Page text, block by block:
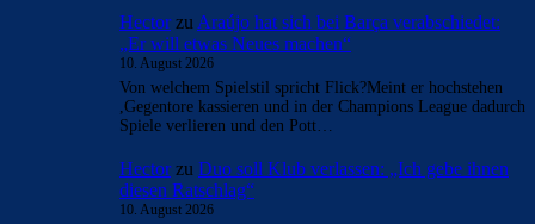
Hectorzu Araújo hat sich bei Barça verabschiedet:
„Er will etwas Neues machen“
10. August 2026
Von welchem Spielstil spricht Flick?Meint er hochstehen
,Gegentore kassieren und in der Champions League dadurch
Spiele verlieren und den Pott…
Hectorzu Duo soll Klub verlassen: „Ich gebe ihnen
diesen Ratschlag“
10. August 2026